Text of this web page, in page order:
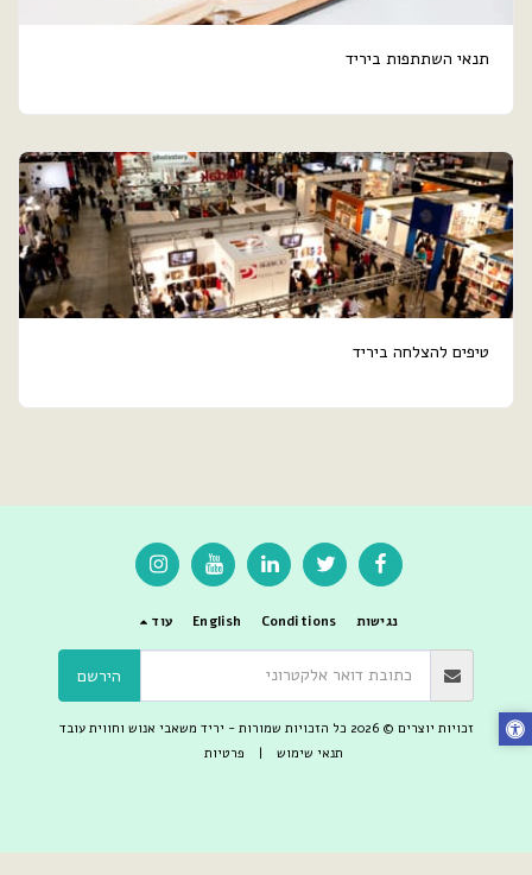
תנאי השתתפות ביריד
טיפים להצלחה ביריד
נגישות Conditions
English עוד
הירשם
זכויות יוצרים © 2026 כל הזכויות שמורות -
יריד משאבי אנוש וחווית עובד
תנאי שימוש | פרטיות